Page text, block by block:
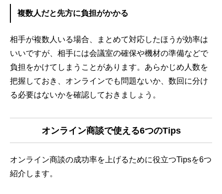
複数人だと先方に負担がかかる
相手が複数人いる場合、まとめて対応したほうが効率は
いいですが、相手には会議室の確保や機材の準備などで
負担をかけてしまうことがあります。あらかじめ人数を
把握しておき、オンラインでも問題ないか、数回に分け
る必要はないかを確認しておきましょう。
オンライン商談で使える6つのTips
オンライン商談の成功率を上げるために役立つTipsを6つ
紹介します。